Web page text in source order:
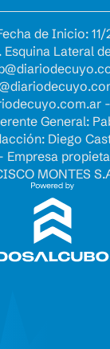
de Inicio:
Esquina Lateral
-
General:
Diego
Empresa
MONTES